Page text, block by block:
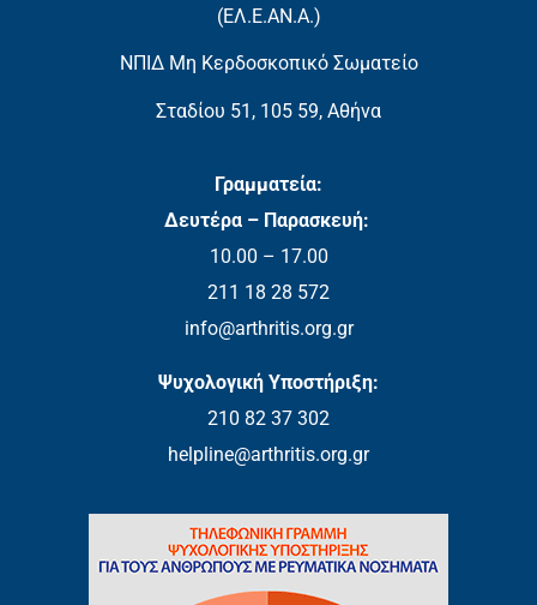
(EΛ.Ε.ΑΝ.Α.)
ΝΠΙΔ Μη Κερδοσκοπικό Σωματείο
Σταδίου 51, 105 59, Αθήνα
Γραμματεία:
Δευτέρα – Παρασκευή:
10.00 – 17.00
211 18 28 572
info@arthritis.org.gr
Ψυχολογική Υποστήριξη:
210 82 37 302
helpline@arthritis.org.gr